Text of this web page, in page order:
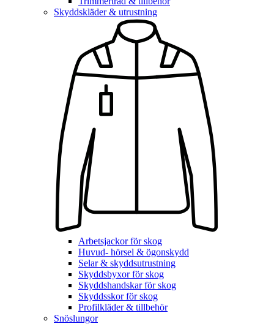
Skyddskläder & utrustning
Arbetsjackor för skog
Huvud- hörsel & ögonskydd
Selar & skyddsutrustning
Skyddsbyxor för skog
Skyddshandskar för skog
Skyddsskor för skog
Profilkläder & tillbehör
Snöslungor